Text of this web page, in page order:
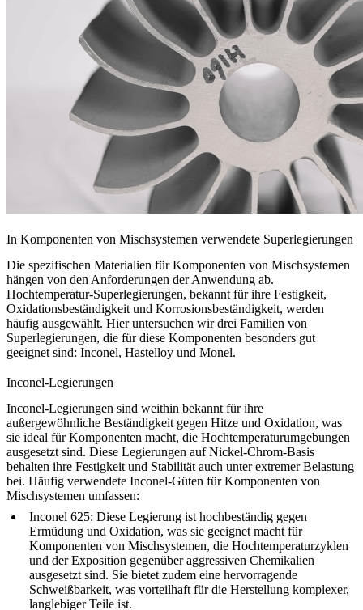
In Komponenten von Mischsystemen verwendete Superlegierungen
Die spezifischen Materialien für Komponenten von Mischsystemen
hängen von den Anforderungen der Anwendung ab.
Hochtemperatur-Superlegierungen, bekannt für ihre Festigkeit,
Oxidationsbeständigkeit und Korrosionsbeständigkeit, werden
häufig ausgewählt. Hier untersuchen wir drei Familien von
Superlegierungen, die für diese Komponenten besonders gut
geeignet sind: Inconel, Hastelloy und Monel.
Inconel-Legierungen
Inconel-Legierungen sind weithin bekannt für ihre
außergewöhnliche Beständigkeit gegen Hitze und Oxidation, was
sie ideal für Komponenten macht, die Hochtemperaturumgebungen
ausgesetzt sind. Diese Legierungen auf Nickel-Chrom-Basis
behalten ihre Festigkeit und Stabilität auch unter extremer Belastung
bei. Häufig verwendete Inconel-Güten für Komponenten von
Mischsystemen umfassen:
Inconel 625: Diese Legierung ist hochbeständig gegen
Ermüdung und Oxidation, was sie geeignet macht für
Komponenten von Mischsystemen, die Hochtemperaturzyklen
und der Exposition gegenüber aggressiven Chemikalien
ausgesetzt sind. Sie bietet zudem eine hervorragende
Schweißbarkeit, was vorteilhaft für die Herstellung komplexer,
langlebiger Teile ist.